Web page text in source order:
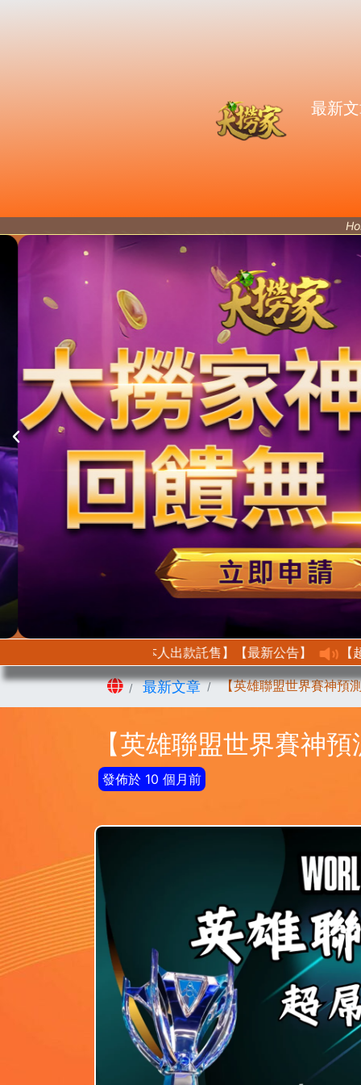
最新
【最新公告】【首次託售需身分驗證以此證明本人出款託售】
首頁最新文章 【英雄聯盟世界賽神預
【英雄聯盟世界賽神
發佈於 10 個月前